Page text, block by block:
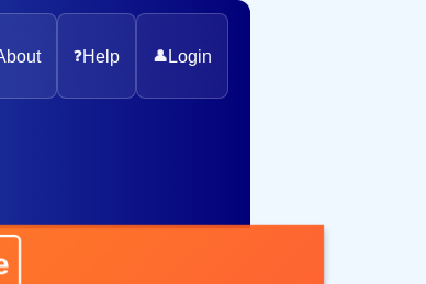
❓Help 👤 Login